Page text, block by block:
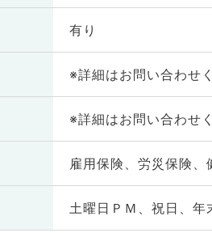
有り
※詳細はお問い合わせ
※詳細はお問い合わせ
雇用保険、労災保険
土曜日ＰＭ、祝日、年